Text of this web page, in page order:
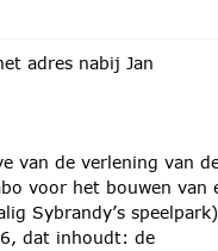
adres nabij Jan
van de verlening van
voor het bouwen van
Sybrandy’s
dat inhoudt: de